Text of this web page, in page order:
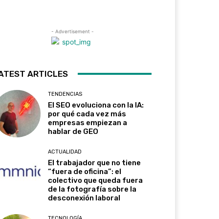
- Advertisement -
ARTICLES
TENDENCIAS
El SEO evoluciona con la IA:
por qué cada vez más
empresas empiezan a
hablar de GEO
ACTUALIDAD
El trabajador que no tiene
“fuera de oficina”: el
colectivo que queda fuera
de la fotografía sobre la
desconexión laboral